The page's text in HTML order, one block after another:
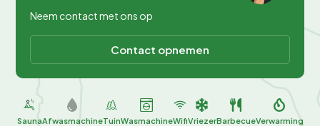
Neem contact met ons op
Contact opnemen
SaunaAfwasmachineTuinWasmachineWifiVriezerBarbecueVerwarming